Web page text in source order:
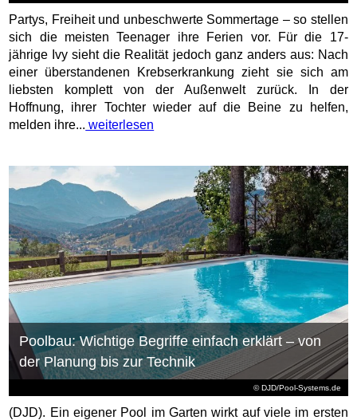
Partys, Freiheit und unbeschwerte Sommertage – so stellen
sich die meisten Teenager ihre Ferien vor. Für die 17-
jährige Ivy sieht die Realität jedoch ganz anders aus: Nach
einer überstandenen Krebserkrankung zieht sie sich am
liebsten komplett von der Außenwelt zurück. In der
Hoffnung, ihrer Tochter wieder auf die Beine zu helfen,
melden ihre... weiterlesen
© DJD/Pool-Systems.de
Poolbau: Wichtige Begriffe einfach erklärt – von
der Planung bis zur Technik
(DJD). Ein eigener Pool im Garten wirkt auf viele im ersten